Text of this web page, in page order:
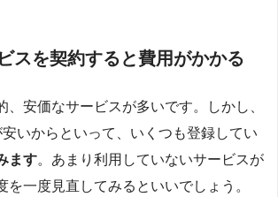
スを契約すると費用がかかる
、安価なサービスが多いです。しかし、
いからといって、いくつも登録してい
ます 。あまり利用していないサービスが
を一度見直してみるといいでしょう。